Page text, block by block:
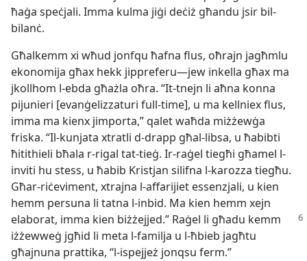
ħaġa speċjali. Imma kulma jiġi deċiż għandu jsir bil-​
bilanċ.
Għalkemm xi wħud jonfqu ħafna flus, oħrajn jagħmlu
ekonomija għax hekk jippreferu—jew inkella għax ma
jkollhom l-​ebda għażla oħra. “It-​tnejn li aħna konna
pijunieri [evanġelizzaturi full-time], u ma kellniex flus,
imma ma kienx jimporta,” qalet waħda miżżewġa
friska. “Il-​kunjata xtratli d-​drapp għal-​libsa, u ħabibti
ħitithieli bħala r-​rigal tat-​tieġ. Ir-​raġel tiegħi għamel l-​
inviti hu stess, u ħabib Kristjan silifna l-​karozza tiegħu.
Għar-​riċeviment, xtrajna l-​affarijiet essenzjali, u kien
hemm persuna li tatna l-​inbid. Ma kien hemm xejn
elaborat, imma kien biżżejjed.” Raġel li għadu kemm
iżżewweġ jgħid li meta l-​familja u l-​ħbieb jagħtu
għajnuna prattika, “l-​ispejjeż jonqsu ferm.”